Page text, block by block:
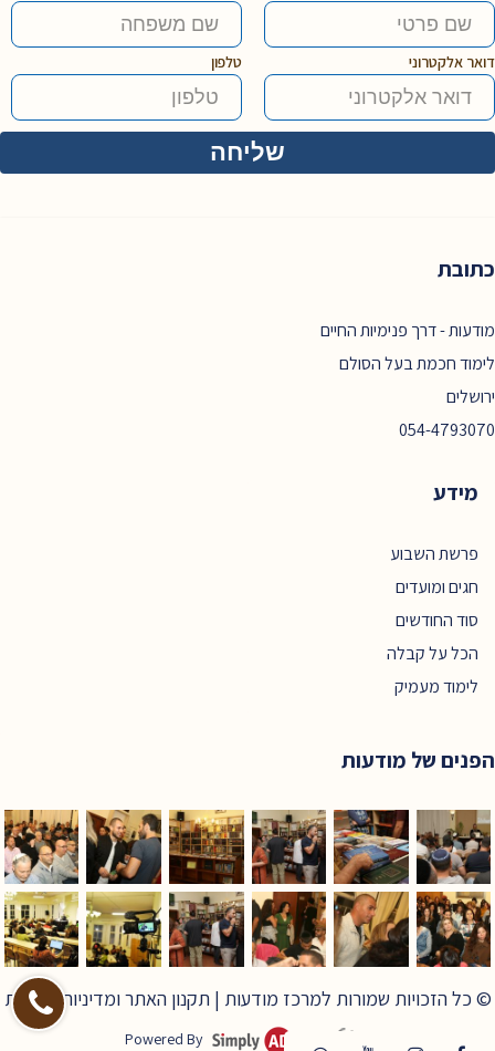
דואר אלקטרוני טלפון
כתובת
מודעות - דרך פנימיות החיים
לימוד חכמת בעל הסולם
ירושלים
054-4793070
מידע
פרשת השבוע
חגים ומועדים
סוד החודשים
הכל על קבלה
לימוד מעמיק
הפנים של מודעות
© כל הזכויות שמורות למרכז מודעות | תקנון האתר ומדיניות פרטיות
Powered By